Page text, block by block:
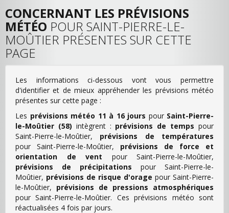
CONCERNANT LES PRÉVISIONS
MÉTÉO POUR SAINT-PIERRE-LE-
MOÛTIER PRÉSENTES SUR CETTE
PAGE
Les informations ci-dessous vont vous permettre
d'identifier et de mieux appréhender les prévisions météo
présentes sur cette page :
Les prévisions météo 11 à 16 jours pour Saint-Pierre-
le-Moûtier (58) intègrent : prévisions de temps pour
Saint-Pierre-le-Moûtier, prévisions de températures
pour Saint-Pierre-le-Moûtier, prévisions de force et
orientation de vent pour Saint-Pierre-le-Moûtier,
prévisions de précipitations pour Saint-Pierre-le-
Moûtier, prévisions de risque d'orage pour Saint-Pierre-
le-Moûtier, prévisions de pressions atmosphériques
pour Saint-Pierre-le-Moûtier. Ces prévisions météo sont
réactualisées 4 fois par jours.